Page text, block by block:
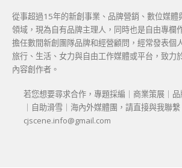
從事超過15年的新創事業、品牌營銷、數位媒體
領域，現為自有品牌主理人，同時也是自由專欄
擔任數間新創團隊品牌和經營顧問，經常發表個
旅行、生活、女力與自由工作媒體或平台，致力
內容創作者。
若您想要尋求合作，專題採編｜商業策展｜
｜自助滑雪｜海內外媒體團，請直接與我聯繫
cjscene.info@gmail.com